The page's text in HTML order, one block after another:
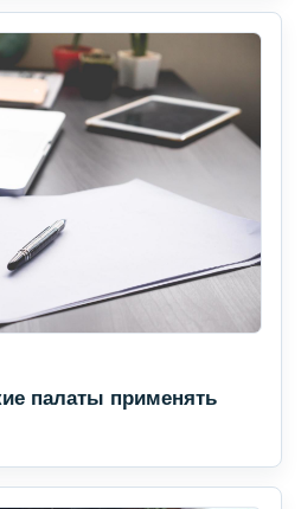
палаты применять